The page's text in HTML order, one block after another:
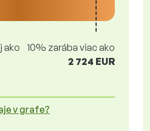
ako
10% zarába viac ako
2 724 EUR
v grafe?